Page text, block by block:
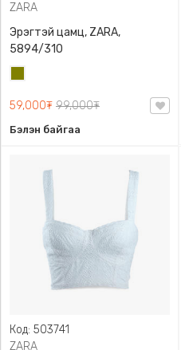
ZARA
Эрэгтэй цамц, ZARA,
5894/310
59,000₮ 99,000₮
Бэлэн байгаа
Код: 503741
ZARA